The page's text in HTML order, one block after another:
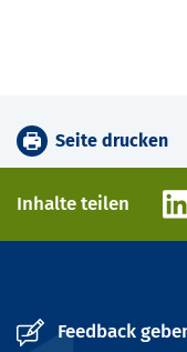
Seite drucken
Inhalte teilen
Feedback